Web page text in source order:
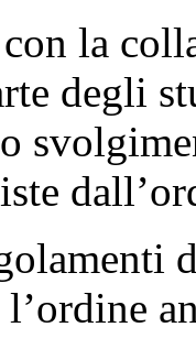
la
degli